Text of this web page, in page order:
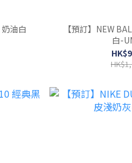
奶油白
【預訂】NEW
白-